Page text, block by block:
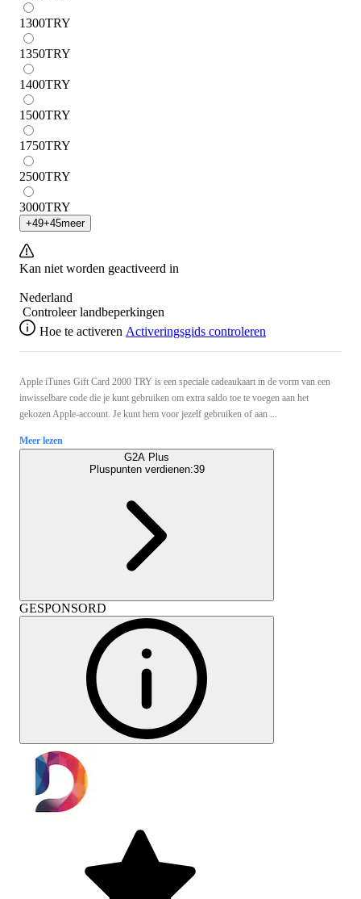
1300TRY
1350TRY
1400TRY
1500TRY
1750TRY
2500TRY
3000TRY
+49+45meer
Kan niet worden geactiveerd in
Nederland
Controleer landbeperkingen
Hoe te activeren Activeringsgids controleren
Apple iTunes Gift Card 2000 TRY is een speciale cadeaukaart in de vorm van een
inwisselbare code die je kunt gebruiken om extra saldo toe te voegen aan het
gekozen Apple-account. Je kunt hem voor jezelf gebruiken of aan ...
Meer lezen
G2A Plus
Pluspunten verdienen:39
GESPONSORD